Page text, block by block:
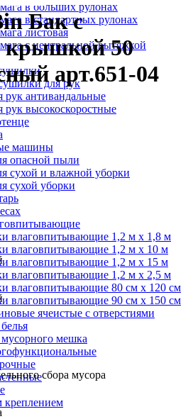
в больших рулонах
в стандартных рулонах
листовая
с центральной вытяжкой
для рук
антивандальные
высокоскоростные
машины
опасной пыли
сухой и влажной уборки
сухой уборки
влаговпитывающие 1,2 м х 1,8 м
влаговпитывающие 1,2 м х 10 м
влаговпитывающие 1,2 м х 15 м
влаговпитывающие 1,2 м х 2,5 м
влаговпитывающие 80 см х 120 см
влаговпитывающие 90 см х 150 см
ячеистые с отверстиями
мешка
креплением
Бак с
50
арт.651-04
сбора мусора